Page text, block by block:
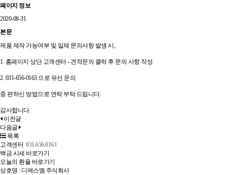
페이지 정보
2020-08-31
본문
제품 제작 가능여부 및 일체 문의사항 발생 시,
1. 홈페이지 상단 고객센터 - 견적문의 클릭 후 문의 사항 작성
2. 031-656-0163 으로 유선 문의
중 편하신 방법으로 연락 부탁 드립니다.
감사합니다.
이전글
다음글
목록
고객센터 031.656.0163
백금 시세 바로가기
오늘의 환율 바로가기
상호명 : 디에스엠 주식회사